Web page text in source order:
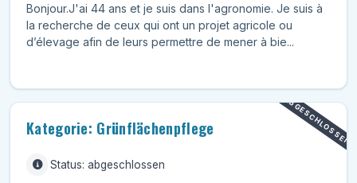
Bonjour.J'ai 44 ans et je suis dans l'agronomie. Je suis à
la recherche de ceux qui ont un projet agricole ou
d’élevage afin de leurs permettre de mener à bie...
ABGESCHLOSSEN
Kategorie: Grünflächenpflege
Status: abgeschlossen